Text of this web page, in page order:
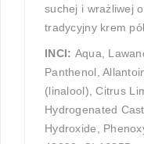
suchej i wrażliwej
tradycyjny krem
INCI: Aqua,
Panthenol,
(linalool), Citrus
Hydrogenated
Hydroxide,